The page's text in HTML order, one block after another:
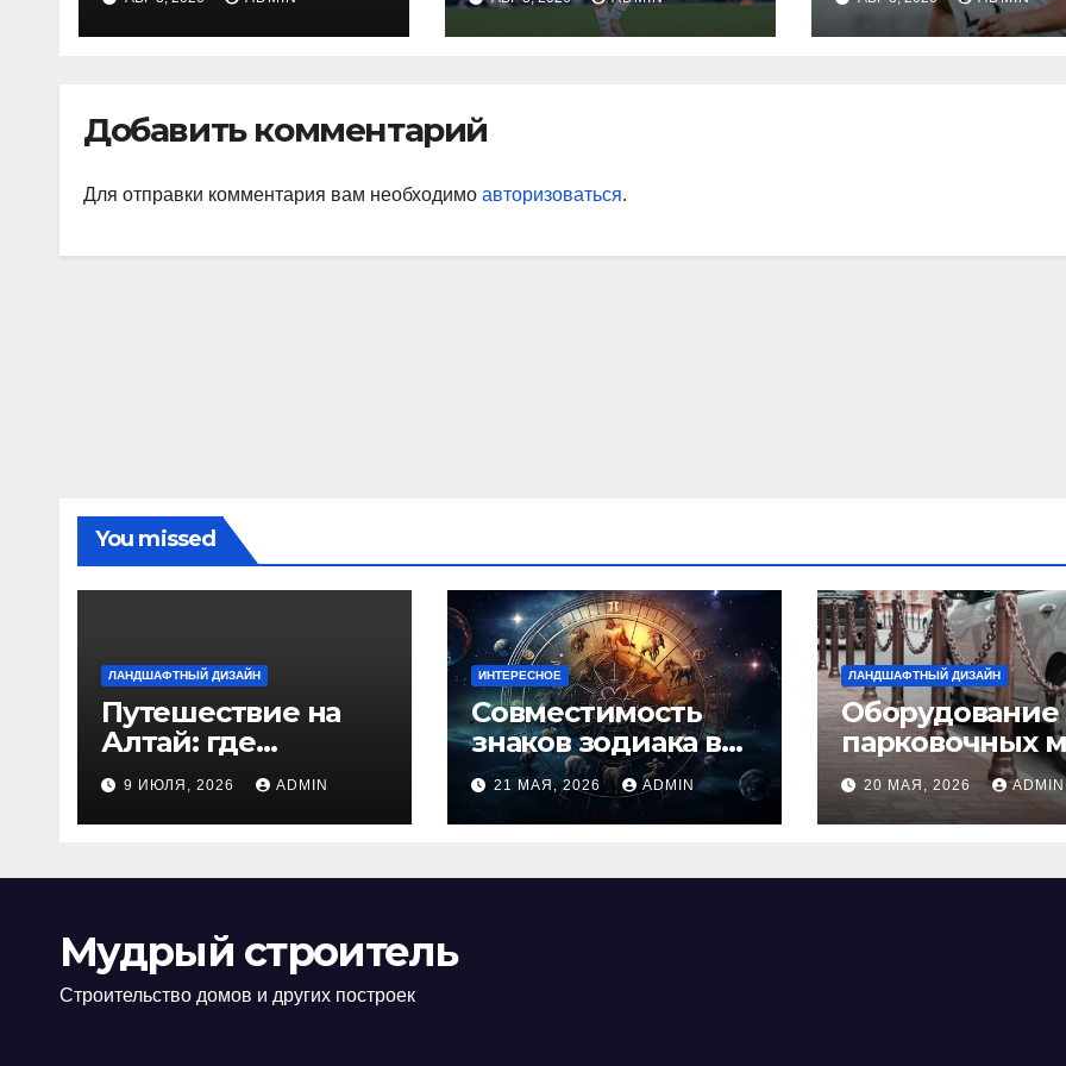
на Украине из-за
дефицита
ворота
«Оренбурга»:
наигрывали в
сборную 2‑го
Добавить комментарий
Для отправки комментария вам необходимо авторизоваться.
You missed
ЛАНДШАФТНЫЙ ДИЗАЙН
Путешествие на
Алтай: где
природа
встречается с
духом
9 ИЮЛЯ, 2026 ADMIN
ИНТЕРЕСНОЕ
Совместимость
знаков зодиака в
любви: как найти
идеальную пару и
избежать
21 МАЯ, 2026 ADMIN
ЛАНДШАФТНЫЙ ДИЗАЙН
Оборудование
парковочных
виды,
нормы
20 МАЯ, 2026 ADMIN
Мудрый строитель
Строительство домов и других построек